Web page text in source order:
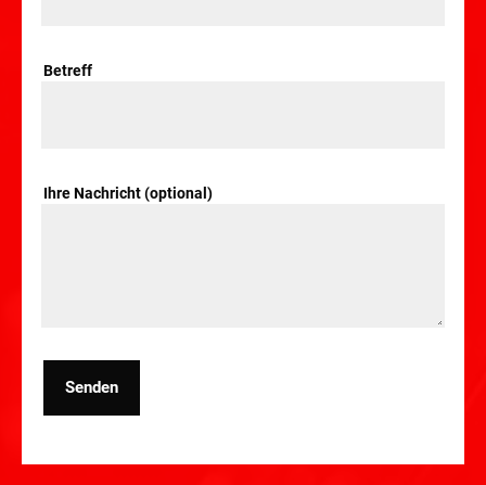
Betreff
Ihre Nachricht (optional)
Senden